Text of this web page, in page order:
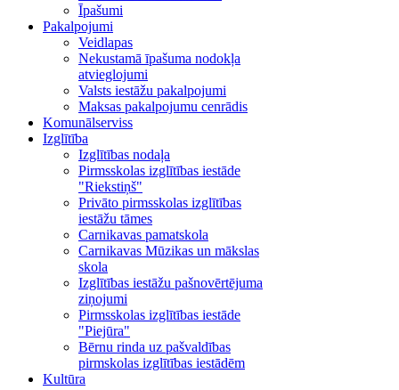
Īpašumi
Pakalpojumi
Veidlapas
Nekustamā īpašuma nodokļa
atvieglojumi
Valsts iestāžu pakalpojumi
Maksas pakalpojumu cenrādis
Komunālserviss
Izglītība
Izglītības nodaļa
Pirmsskolas izglītības iestāde
"Riekstiņš"
Privāto pirmsskolas izglītības
iestāžu tāmes
Carnikavas pamatskola
Carnikavas Mūzikas un mākslas
skola
Izglītības iestāžu pašnovērtējuma
ziņojumi
Pirmsskolas izglītības iestāde
"Piejūra"
Bērnu rinda uz pašvaldības
pirmskolas izglītības iestādēm
Kultūra